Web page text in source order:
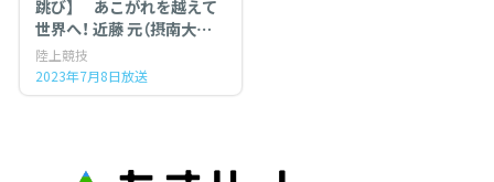
跳び】 あこがれを越えて
世界へ！ 近藤 元（摂南大学）
の挑戦
陸上競技
2023年7月8日放送